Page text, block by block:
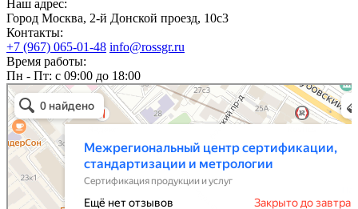
Наш адрес:
Город Москва, 2-й Донской проезд, 10с3
Контакты:
+7 (967) 065-01-48 info@rossgr.ru
Время работы:
Пн - Пт: с 09:00 до 18:00
Межрегиональный центр сертификации, стандартизации и метрологии
Сертификация продукции и услуг в Москве